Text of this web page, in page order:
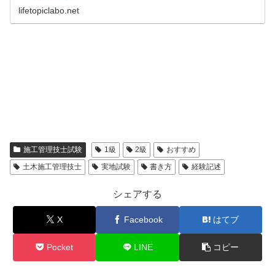
lifetopiclabo.net
施工管理技士試験 1級 2級
おすすめ
土木施工管理技士
実地試験 書き方 経験記述
シェアする
X Facebook はてブ
Pocket LINE コピー